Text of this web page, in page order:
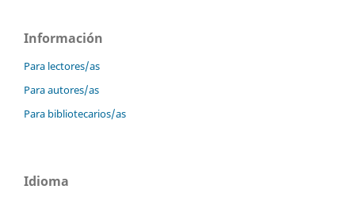
Información
Para lectores/as
Para autores/as
Para bibliotecarios/as
Idioma